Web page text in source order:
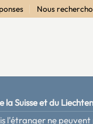
Nous
la Suisse et du
l'étranger ne